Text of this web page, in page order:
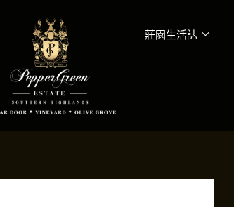
莊園生活誌